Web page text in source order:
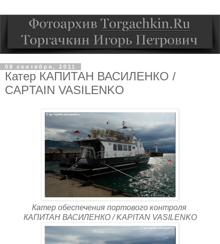
09 сентября, 2011
Катер КАПИТАН ВАСИЛЕНКО /
CAPTAIN VASILENKO
Катер обеспечения портового контроля
КАПИТАН ВАСИЛЕНКО / KAPITAN VASILENKO